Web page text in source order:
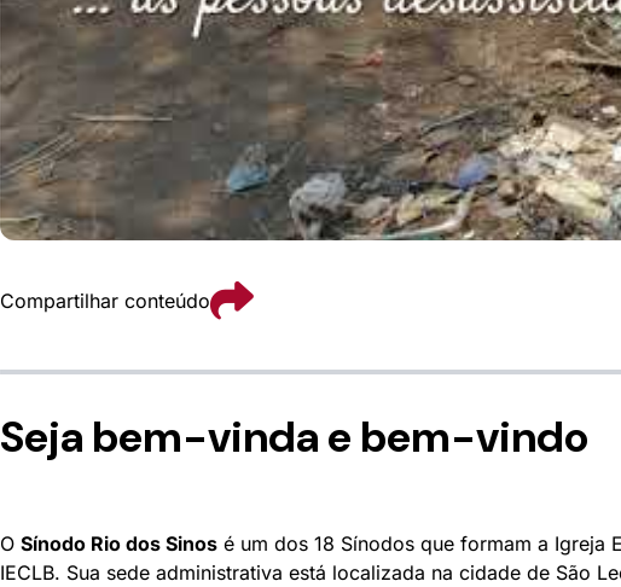
Compartilhar conteúdo
Seja bem-vinda e bem-vindo
O Sínodo Rio dos Sinos é um dos 18 Sínodos que formam a Igreja
IECLB. Sua sede administrativa está localizada na cidade de São